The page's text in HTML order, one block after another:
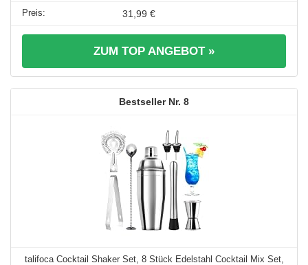
31,99 €
ZUM TOP ANGEBOT »
8
talifoca Cocktail Shaker Set, 8 Stück Edelstahl Cocktail Mix Set,